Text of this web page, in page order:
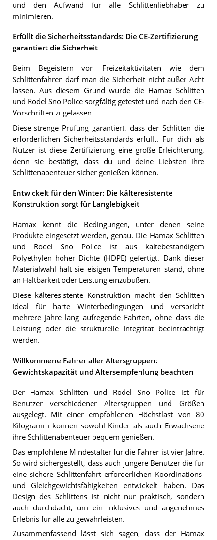
und den Aufwand für alle Schlittenliebhaber zu
minimieren.
Erfüllt die Sicherheitsstandards: Die CE-Zertifizierung
garantiert die Sicherheit
Beim Begeistern von Freizeitaktivitäten wie dem
Schlittenfahren darf man die Sicherheit nicht außer Acht
lassen. Aus diesem Grund wurde die Hamax Schlitten
und Rodel Sno Police sorgfältig getestet und nach den CE-
Vorschriften zugelassen.
Diese strenge Prüfung garantiert, dass der Schlitten die
erforderlichen Sicherheitsstandards erfüllt. Für dich als
Nutzer ist diese Zertifizierung eine große Erleichterung,
denn sie bestätigt, dass du und deine Liebsten ihre
Schlittenabenteuer sicher genießen können.
Entwickelt für den Winter: Die kälteresistente
Konstruktion sorgt für Langlebigkeit
Hamax kennt die Bedingungen, unter denen seine
Produkte eingesetzt werden, genau. Die Hamax Schlitten
und Rodel Sno Police ist aus kältebeständigem
Polyethylen hoher Dichte (HDPE) gefertigt. Dank dieser
Materialwahl hält sie eisigen Temperaturen stand, ohne
an Haltbarkeit oder Leistung einzubüßen.
Diese kälteresistente Konstruktion macht den Schlitten
ideal für harte Winterbedingungen und verspricht
mehrere Jahre lang aufregende Fahrten, ohne dass die
Leistung oder die strukturelle Integrität beeinträchtigt
werden.
Willkommene Fahrer aller Altersgruppen:
Gewichtskapazität und Altersempfehlung beachten
Der Hamax Schlitten und Rodel Sno Police ist für
Benutzer verschiedener Altersgruppen und Größen
ausgelegt. Mit einer empfohlenen Höchstlast von 80
Kilogramm können sowohl Kinder als auch Erwachsene
ihre Schlittenabenteuer bequem genießen.
Das empfohlene Mindestalter für die Fahrer ist vier Jahre.
So wird sichergestellt, dass auch jüngere Benutzer die für
eine sichere Schlittenfahrt erforderlichen Koordinations-
und Gleichgewichtsfähigkeiten entwickelt haben. Das
Design des Schlittens ist nicht nur praktisch, sondern
auch durchdacht, um ein inklusives und angenehmes
Erlebnis für alle zu gewährleisten.
Zusammenfassend lässt sich sagen, dass der Hamax